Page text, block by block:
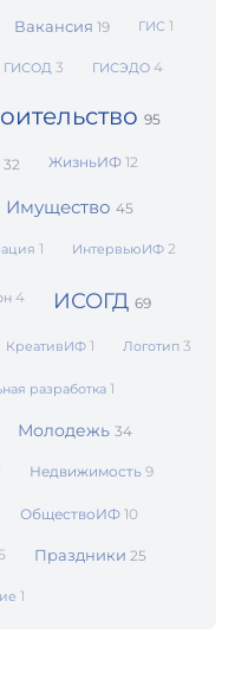
Вакансия 19 ГИС 1
ГИСОД 3 ГИСЭДО 4
95
32 ЖизньИФ 12
Имущество 45
1 ИнтервьюИФ 2
4 ИСОГД 69
КреативИФ 1 Логотип 3
разработка 1
Молодежь 34
Недвижимость 9
ОбществоИФ 10
5 Праздники 25
1